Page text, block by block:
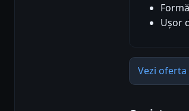
Ușor
Vezi oferta